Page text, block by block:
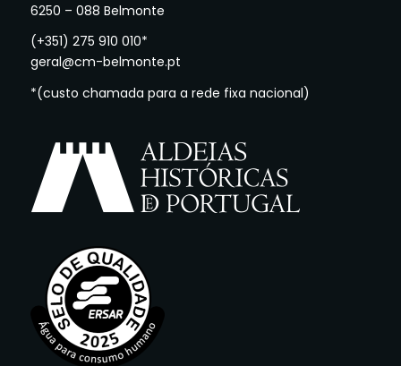
6250 – 088 Belmonte
(+351) 275 910 010*
geral@cm-belmonte.pt
*(custo chamada para a rede fixa nacional)